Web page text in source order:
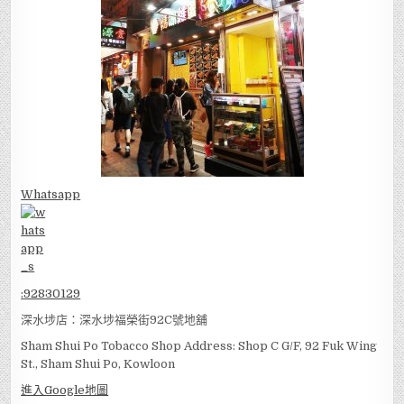
Whatsapp
:92830129
深水埗店：深水埗福榮街92C號地舖
Sham Shui Po Tobacco Shop Address: Shop C G/F, 92 Fuk Wing
St., Sham Shui Po, Kowloon
進入Google地圖